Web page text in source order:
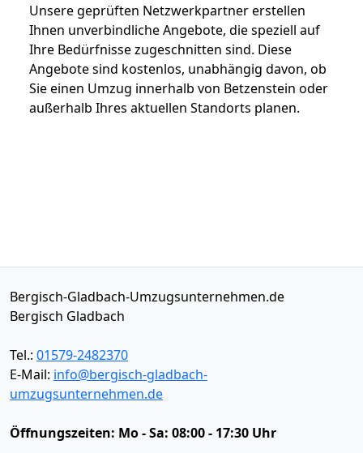
Unsere geprüften Netzwerkpartner erstellen
Ihnen unverbindliche Angebote, die speziell auf
Ihre Bedürfnisse zugeschnitten sind. Diese
Angebote sind kostenlos, unabhängig davon, ob
Sie einen Umzug innerhalb von Betzenstein oder
außerhalb Ihres aktuellen Standorts planen.
Bergisch-Gladbach-Umzugsunternehmen.de
Bergisch Gladbach
Tel.: 01579-2482370
E-Mail: info@bergisch-gladbach-
umzugsunternehmen.de
Öffnungszeiten: Mo - Sa: 08:00 - 17:30 Uhr